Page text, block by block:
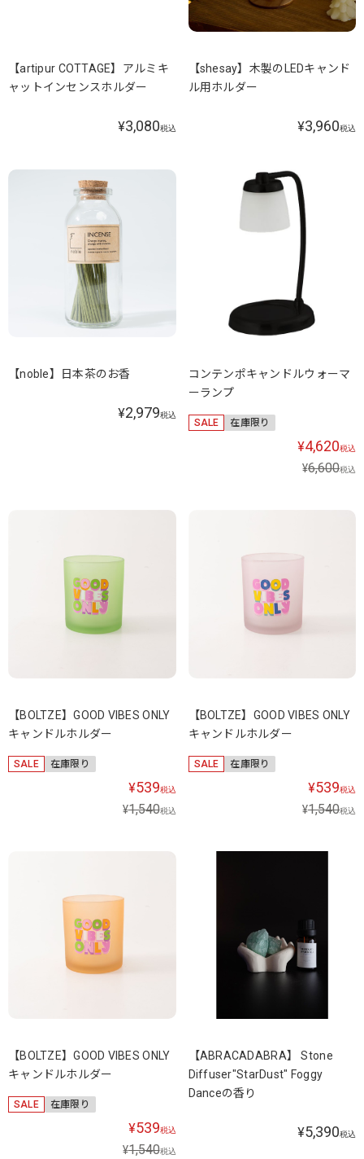
【artipur COTTAGE】アルミキ
ャットインセンスホルダー
¥3,080税込
【shesay】木製のLEDキャンド
ル用ホルダー
¥3,960税込
【noble】日本茶のお香
¥2,979税込
コンテンポキャンドルウォーマ
ーランプ
SALE 在庫限り
¥4,620税込
¥6,600税込
【BOLTZE】GOOD VIBES ONLY
キャンドルホルダー
SALE 在庫限り
¥539税込
¥1,540税込
【BOLTZE】GOOD VIBES ONLY
キャンドルホルダー
SALE 在庫限り
¥539税込
¥1,540税込
【BOLTZE】GOOD VIBES ONLY
キャンドルホルダー
SALE 在庫限り
¥539税込
¥1,540税込
【ABRACADABRA】 Stone
Diffuser"StarDust" Foggy
Danceの香り
¥5,390税込